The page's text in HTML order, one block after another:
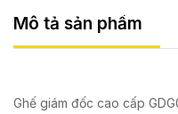
Mô tả sản phẩm
Ghế giám đốc cao cấp